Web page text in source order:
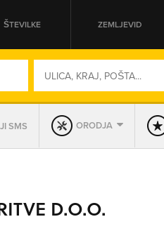
ŠTEVILKE ZEMLJEVID
SMS ORODJA
D.O.O.